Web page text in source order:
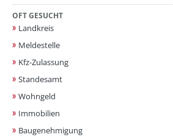
OFT GESUCHT
Landkreis
Meldestelle
Kfz-Zulassung
Standesamt
Wohngeld
Immobilien
Baugenehmigung